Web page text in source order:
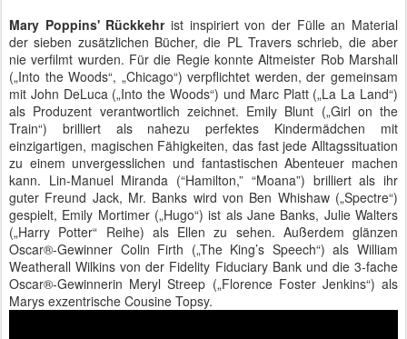
Mary Poppins' Rückkehr ist inspiriert von der Fülle an Material
der sieben zusätzlichen Bücher, die PL Travers schrieb, die aber
nie verfilmt wurden. Für die Regie konnte Altmeister Rob Marshall
(„Into the Woods“, „Chicago“) verpflichtet werden, der gemeinsam
mit John DeLuca („Into the Woods“) und Marc Platt („La La Land“)
als Produzent verantwortlich zeichnet. Emily Blunt („Girl on the
Train“) brilliert als nahezu perfektes Kindermädchen mit
einzigartigen, magischen Fähigkeiten, das fast jede Alltagssituation
zu einem unvergesslichen und fantastischen Abenteuer machen
kann. Lin-Manuel Miranda (“Hamilton,” “Moana”) brilliert als ihr
guter Freund Jack, Mr. Banks wird von Ben Whishaw („Spectre“)
gespielt, Emily Mortimer („Hugo“) ist als Jane Banks, Julie Walters
(„Harry Potter“ Reihe) als Ellen zu sehen. Außerdem glänzen
Oscar®-Gewinner Colin Firth („The King’s Speech“) als William
Weatherall Wilkins von der Fidelity Fiduciary Bank und die 3-fache
Oscar®-Gewinnerin Meryl Streep („Florence Foster Jenkins“) als
Marys exzentrische Cousine Topsy.